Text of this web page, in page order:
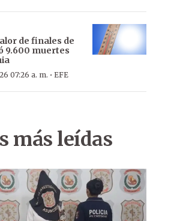
de finales de
9.600 muertes
07:26 a. m. · EFE
más leídas